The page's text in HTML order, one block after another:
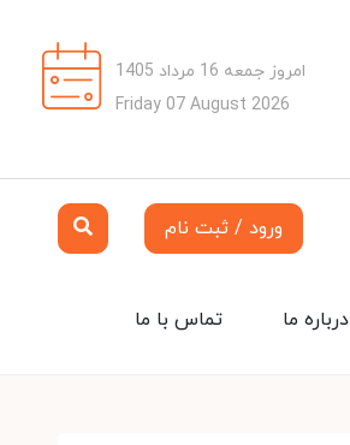
امروز جمعه 16 مرداد 1405
Friday 07 August 2026
ورود / ثبت نام
تماس با ما درباره ما